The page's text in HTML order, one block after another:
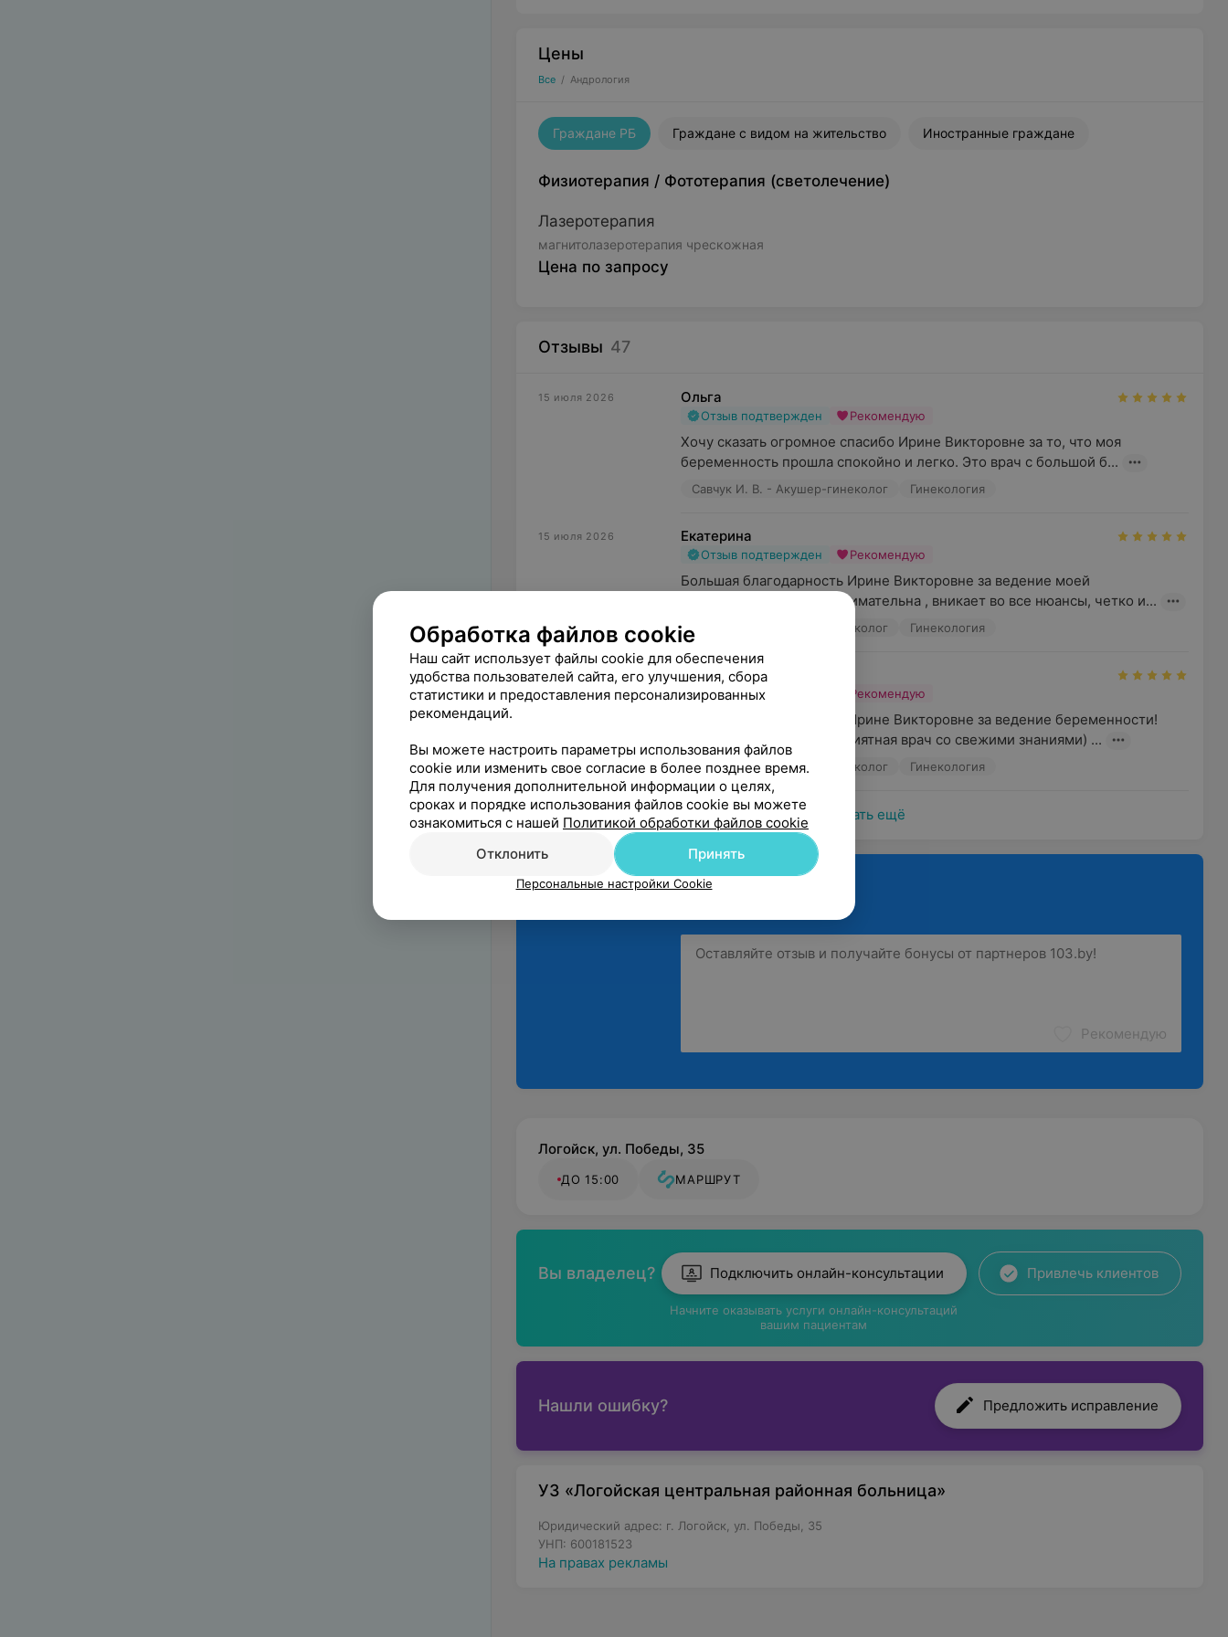
Цены
Все / Андрология
Граждане РБ Граждане с видом на жительство Иностранные граждане
Физиотерапия / Фототерапия (светолечение)
Лазеротерапия
магнитолазеротерапия чрескожная
Цена по запросу
Отзывы 47
15 июля 2026 Ольга
Отзыв подтвержден Рекомендую
Хочу сказать огромное спасибо Ирине Викторовне за то, что моя
беременность прошла спокойно и легко. Это врач с большой б...
Савчук И. В. - Акушер-гинеколог Гинекология
15 июля 2026 Екатерина
Отзыв подтвержден Рекомендую
Большая благодарность Ирине Викторовне за ведение моей
беременности, всегда внимательна , вникает во все нюансы, четко и...
Савчук И. В. - Акушер-гинеколог Гинекология
15 июля 2026 Дарья
Отзыв подтвержден Рекомендую
Бесконечно благодарна Ирине Викторовне за ведение беременности!
Очень внимательная и приятная врач со свежими знаниями) ...
Савчук И. В. - Акушер-гинеколог Гинекология
Показать ещё
Поделитесь
Рекомендую
Логойск, ул. Победы, 35
ДО 15:00 МАРШРУТ
Вы владелец? Подключить онлайн-консультации
Начните оказывать услуги онлайн-консультаций
вашим пациентам
Привлечь клиентов
Нашли ошибку? Предложить исправление
УЗ «Логойская центральная районная больница»
Юридический адрес: г. Логойск, ул. Победы, 35
УНП: 600181523
На правах рекламы
Обработка файлов cookie
Наш сайт использует файлы cookie для обеспечения
удобства пользователей сайта, его улучшения, сбора
статистики и предоставления персонализированных
рекомендаций.
Вы можете настроить параметры использования файлов
cookie или изменить свое согласие в более позднее время.
Для получения дополнительной информации о целях,
сроках и порядке использования файлов cookie вы можете
ознакомиться с нашей Политикой обработки файлов cookie
Отклонить
Принять
Персональные настройки Cookie